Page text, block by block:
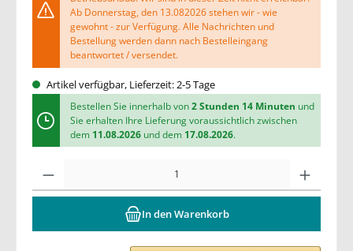
Ab Donnerstag, den 13.082026 stehen wir - wie
gewohnt - zur Verfügung. Alle Nachrichten und
Bestellung werden dann nach Bestelleingang
beantwortet / versendet.
Artikel verfügbar, Lieferzeit: 2-5 Tage
Bestellen Sie innerhalb von2 Stunden 14 Minuten und
Sie erhalten Ihre Lieferung voraussichtlich zwischen
dem 11.08.2026und dem 17.08.2026.
In den Warenkorb